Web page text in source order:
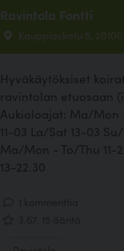
Ravintola Fontti
Kauppiaskatu 5,
Hyväkäytöksiset
ravintolan etuosaan
Aukioloajat: Ma/Mon
11-03 La/Sat 13-03
Ma/Mon - To/Thu 11-
13-22.30